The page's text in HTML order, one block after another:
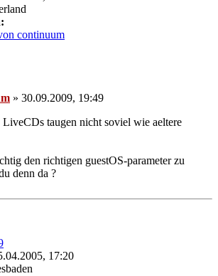
continuum
» 30.09.2009, 19:49
LiveCDs taugen nicht soviel wie aeltere
den richtigen guestOS-parameter zu
denn da ?
17:20